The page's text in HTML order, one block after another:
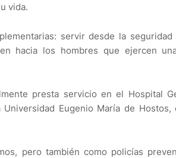
vida.
servir desde la
hacia los hombres que ejercen
presta servicio en el Hospital
Eugenio María de
pero también como policías